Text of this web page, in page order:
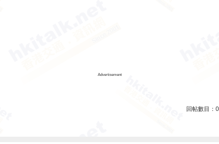
Advertisement
回帖數目： 0